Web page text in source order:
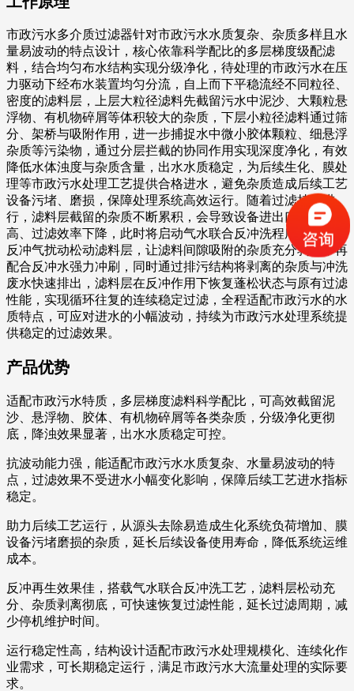
市政污水多介质过滤器针对市政污水水质复杂、杂质多样且水
量易波动的特点设计，核心依靠科学配比的多层梯度级配滤
料，结合均匀布水结构实现分级净化，待处理的市政污水在压
力驱动下经布水装置均匀分流，自上而下平稳流经不同粒径、
密度的滤料层，上层大粒径滤料先截留污水中泥沙、大颗粒悬
浮物、有机物碎屑等体积较大的杂质，下层小粒径滤料通过筛
分、架桥与吸附作用，进一步捕捉水中微小胶体颗粒、细悬浮
杂质等污染物，通过分层拦截的协同作用实现深度净化，有效
降低水体浊度与杂质含量，出水水质稳定，为后续生化、膜处
理等市政污水处理工艺提供合格进水，避免杂质造成后续工艺
设备污堵、磨损，保障处理系统高效运行。随着过滤持续进
行，滤料层截留的杂质不断累积，会导致设备进出口压差升
高、过滤效率下降，此时将启动气水联合反冲洗程序，先通过
反冲气扰动松动滤料层，让滤料间隙吸附的杂质充分剥离，再
配合反冲水强力冲刷，同时通过排污结构将剥离的杂质与冲洗
废水快速排出，滤料层在反冲作用下恢复蓬松状态与原有过滤
性能，实现循环往复的连续稳定过滤，全程适配市政污水的水
质特点，可应对进水的小幅波动，持续为市政污水处理系统提
供稳定的过滤效果。
产品优势
适配市政污水特质，多层梯度滤料科学配比，可高效截留泥
沙、悬浮物、胶体、有机物碎屑等各类杂质，分级净化更彻
底，降浊效果显著，出水水质稳定可控。
抗波动能力强，能适配市政污水水质复杂、水量易波动的特
点，过滤效果不受进水小幅变化影响，保障后续工艺进水指标
稳定。
助力后续工艺运行，从源头去除易造成生化系统负荷增加、膜
设备污堵磨损的杂质，延长后续设备使用寿命，降低系统运维
成本。
反冲再生效果佳，搭载气水联合反冲洗工艺，滤料层松动充
分、杂质剥离彻底，可快速恢复过滤性能，延长过滤周期，减
少停机维护时间。
运行稳定性高，结构设计适配市政污水处理规模化、连续化作
业需求，可长期稳定运行，满足市政污水大流量处理的实际要
求。